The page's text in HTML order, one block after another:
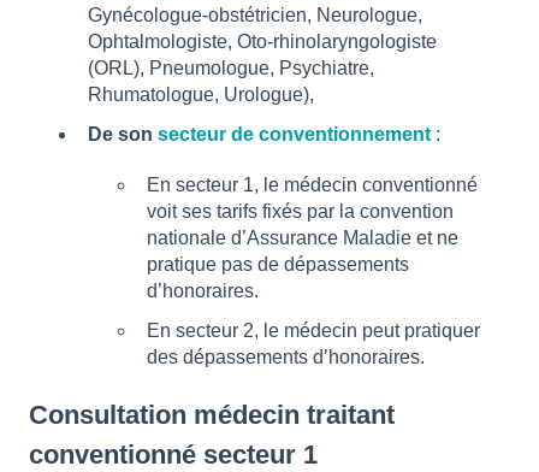
Gynécologue-obstétricien, Neurologue,
Ophtalmologiste, Oto-rhinolaryngologiste
(ORL), Pneumologue, Psychiatre,
Rhumatologue, Urologue),
De son secteur de conventionnement :
En secteur 1, le médecin conventionné
voit ses tarifs fixés par la convention
nationale d’Assurance Maladie et ne
pratique pas de dépassements
d’honoraires.
En secteur 2, le médecin peut pratiquer
des dépassements d’honoraires.
Consultation médecin traitant
conventionné secteur 1